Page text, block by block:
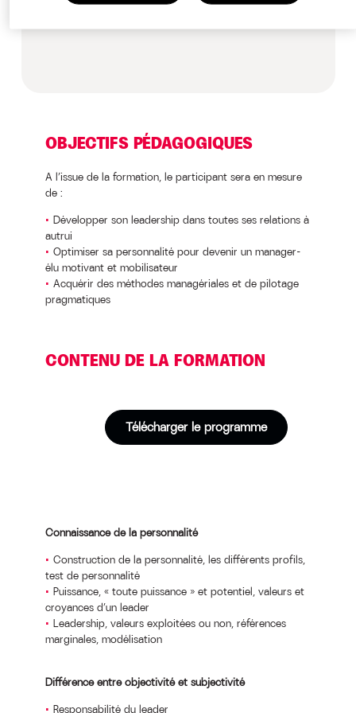
OBJECTIFS PÉDAGOGIQUES
A l’issue de la formation, le participant sera en mesure
de :
Développer son leadership dans toutes ses relations à
autrui
Optimiser sa personnalité pour devenir un manager-
élu motivant et mobilisateur
Acquérir des méthodes managériales et de pilotage
pragmatiques
CONTENU DE LA FORMATION
Télécharger le programme
Connaissance de la personnalité
Construction de la personnalité, les différents profils,
test de personnalité
Puissance, « toute puissance » et potentiel, valeurs et
croyances d’un leader
Leadership, valeurs exploitées ou non, références
marginales, modélisation
Différence entre objectivité et subjectivité
Responsabilité du leader